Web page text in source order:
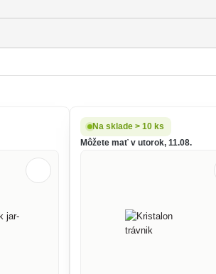
Na sklade > 10 ks
Môžete mať v utorok, 11.08.